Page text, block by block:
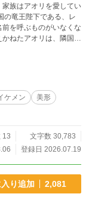
族はアオリを愛してい
の竜王陛下である、レ
を呼ぶものがいなくな
ねたアオリは、隣国へ
っているとも、知ら
ケメン
美形
13
文字数 30,783
登録日 2026.07.19
り追加 2,081